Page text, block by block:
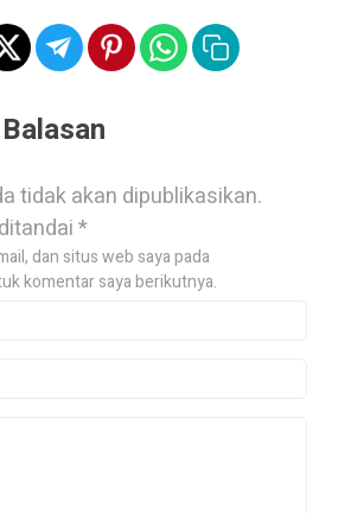
tidak akan dipublikasikan.
*
dan situs web saya pada
komentar saya berikutnya.